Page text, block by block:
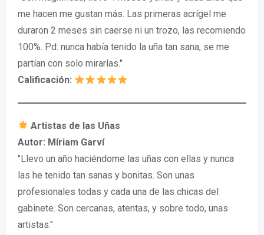
me hacen me gustan más. Las primeras acrígel me
duraron 2 meses sin caerse ni un trozo, las recomiendo
100%. Pd: nunca había tenido la uña tan sana, se me
partían con solo mirarlas."
Calificación:
Artistas de las Uñas
Autor: Míriam Garví
"Llevo un año haciéndome las uñas con ellas y nunca
las he tenido tan sanas y bonitas. Son unas
profesionales todas y cada una de las chicas del
gabinete. Son cercanas, atentas, y sobre todo, unas
artistas."